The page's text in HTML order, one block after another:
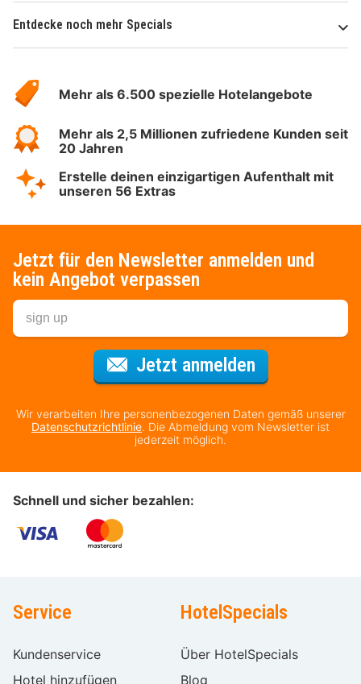
Entdecke noch mehr Specials
Hotelspecials
Mehr als 6.500 spezielle Hotelangebote
Mehr als 2,5 Millionen zufriedene Kunden seit
20 Jahren
Erstelle deinen einzigartigen Aufenthalt mit
unseren 56 Extras
Jetzt für den Newsletter anmelden und
kein Angebot verpassen
Jetzt anmeldenFür den
Wir verarbeiten Ihre personenbezogenen Daten gemäß unserer
Datenschutzrichtlinie. Die Abmeldung vom Newsletter ist
jederzeit möglich.
Schnell und sicher bezahlen:
Service
Kundenservice
Hotel hinzufügen
HotelSpecials
Über HotelSpecials
Blog